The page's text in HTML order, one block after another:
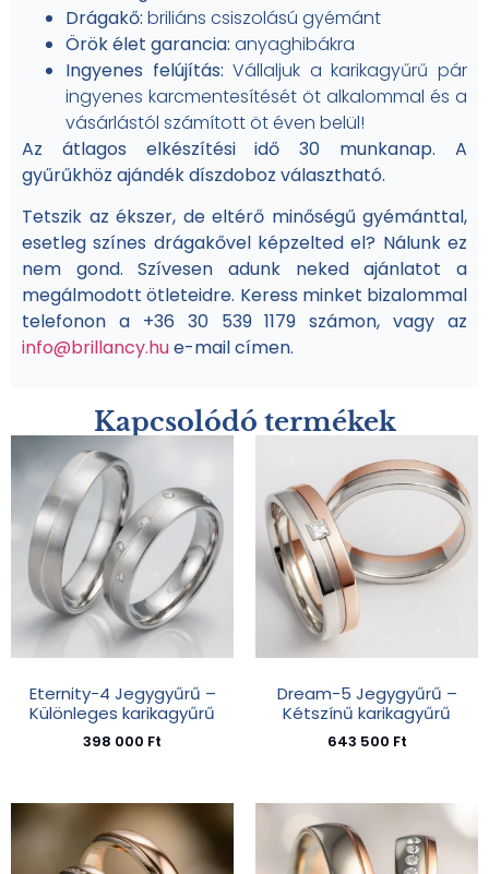
Drágakő: briliáns csiszolású gyémánt
Örök élet garancia: anyaghibákra
Ingyenes felújítás: Vállaljuk a karikagyűrű pár
ingyenes karcmentesítését öt alkalommal és a
vásárlástól számított öt éven belül!
Az átlagos elkészítési idő 30 munkanap. A
gyűrűkhöz ajándék díszdoboz választható.
Tetszik az ékszer, de eltérő minőségű gyémánttal,
esetleg színes drágakővel képzelted el? Nálunk ez
nem gond. Szívesen adunk neked ajánlatot a
megálmodott ötleteidre. Keress minket bizalommal
telefonon a +36 30 539 1179 számon, vagy az
info@brillancy.hue-mail címen.
Kapcsolódó termékek
Eternity-4 Jegygyűrű –
Különleges karikagyűrű
398 000 Ft
Dream-5 Jegygyűrű –
Kétszínű karikagyűrű
643 500 Ft